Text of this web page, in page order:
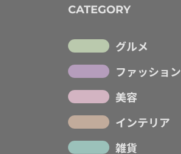
CATEGORY
グルメ
ファッション
美容
インテリア
雑貨